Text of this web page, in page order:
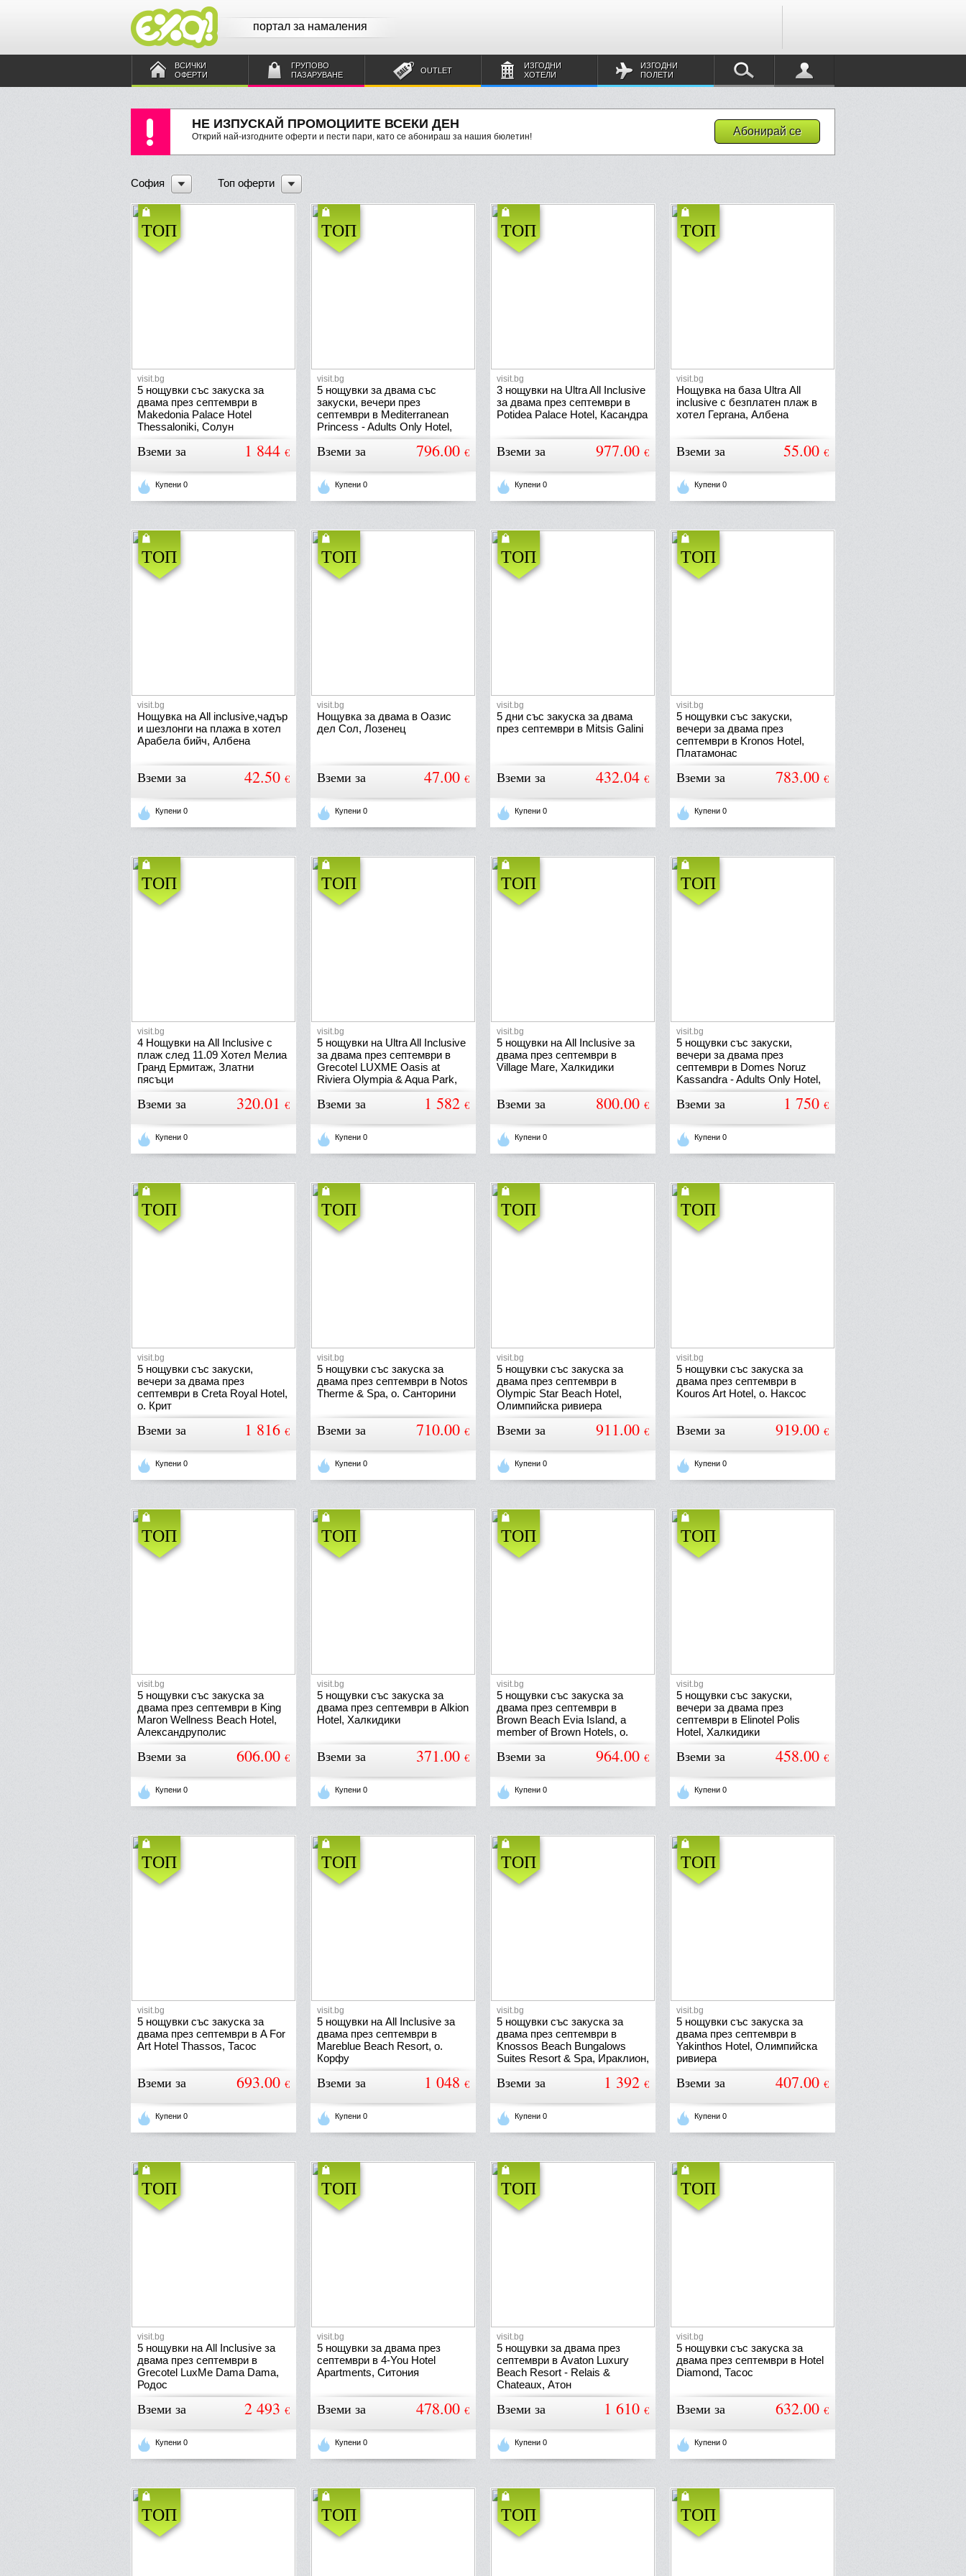
портал за намаления
ВСИЧКИ
ОФЕРТИ
ГРУПОВО
ПАЗАРУВАНЕ
OUTLET
ИЗГОДНИ
ХОТЕЛИ
ИЗГОДНИ
ПОЛЕТИ
НЕ ИЗПУСКАЙ ПРОМОЦИИТЕ ВСЕКИ ДЕН
Открий най-изгодните оферти и пести пари, като се абонираш за нашия бюлетин! Абонирай се
София Топ оферти
ТОП
visit.bg
5 нощувки със закуска за
двама през септември в
Makedonia Palace Hotel
Thessaloniki, Солун
1 844 €
Вземи за
Купени 0
ТОП
visit.bg
5 нощувки за двама със
закуски, вечери през
септември в Mediterranean
Princess - Adults Only Hotel,
Паралия Катерини
796.00 €
Вземи за
Купени 0
ТОП
visit.bg
3 нощувки на Ultra All Inclusive
за двама през септември в
Potidea Palace Hotel, Касандра
977.00 €
Вземи за
Купени 0
ТОП
visit.bg
Нощувка на база Ultra Аll
inclusive с безплатен плаж в
хотел Гергана, Албена
55.00 €
Вземи за
Купени 0
ТОП
visit.bg
Нощувка на All inclusive,чадър
и шезлонги на плажа в хотел
Арабела бийч, Албена
42.50 €
Вземи за
Купени 0
ТОП
visit.bg
Нощувка за двама в Оазис
дел Сол, Лозенец
47.00 €
Вземи за
Купени 0
ТОП
visit.bg
5 дни със закуска за двама
през септември в Mitsis Galini
432.04 €
Вземи за
Купени 0
ТОП
visit.bg
5 нощувки със закуски,
вечери за двама през
септември в Kronos Hotel,
Платамонас
783.00 €
Вземи за
Купени 0
ТОП
visit.bg
4 Нощувки на All Inclusive с
плаж след 11.09 Хотел Мелиа
Гранд Ермитаж, Златни
пясъци
320.01 €
Вземи за
Купени 0
ТОП
visit.bg
5 нощувки на Ultra All Inclusive
за двама през септември в
Grecotel LUXME Oasis at
Riviera Olympia & Aqua Park,
Пелопонес
1 582 €
Вземи за
Купени 0
ТОП
visit.bg
5 нощувки на All Inclusive за
двама през септември в
Village Mare, Халкидики
800.00 €
Вземи за
Купени 0
ТОП
visit.bg
5 нощувки със закуски,
вечери за двама през
септември в Domes Noruz
Kassandra - Adults Only Hotel,
Касандра, Халкидики
1 750 €
Вземи за
Купени 0
ТОП
visit.bg
5 нощувки със закуски,
вечери за двама през
септември в Creta Royal Hotel,
о. Крит
1 816 €
Вземи за
Купени 0
ТОП
visit.bg
5 нощувки със закуска за
двама през септември в Notos
Therme & Spa, о. Санторини
710.00 €
Вземи за
Купени 0
ТОП
visit.bg
5 нощувки със закуска за
двама през септември в
Olympic Star Beach Hotel,
Олимпийска ривиера
911.00 €
Вземи за
Купени 0
ТОП
visit.bg
5 нощувки със закуска за
двама през септември в
Kouros Art Hotel, о. Наксос
919.00 €
Вземи за
Купени 0
ТОП
visit.bg
5 нощувки със закуска за
двама през септември в King
Maron Wellness Beach Hotel,
Александруполис
606.00 €
Вземи за
Купени 0
ТОП
visit.bg
5 нощувки със закуска за
двама през септември в Alkion
Hotel, Халкидики
371.00 €
Вземи за
Купени 0
ТОП
visit.bg
5 нощувки със закуска за
двама през септември в
Brown Beach Evia Island, a
member of Brown Hotels, о.
Евия
964.00 €
Вземи за
Купени 0
ТОП
visit.bg
5 нощувки със закуски,
вечери за двама през
септември в Elinotel Polis
Hotel, Халкидики
458.00 €
Вземи за
Купени 0
ТОП
visit.bg
5 нощувки със закуска за
двама през септември в A For
Art Hotel Thassos, Тасос
693.00 €
Вземи за
Купени 0
ТОП
visit.bg
5 нощувки на All Inclusive за
двама през септември в
Mareblue Beach Resort, о.
Корфу
1 048 €
Вземи за
Купени 0
ТОП
visit.bg
5 нощувки със закуска за
двама през септември в
Knossos Beach Bungalows
Suites Resort & Spa, Ираклион,
о. Крит
1 392 €
Вземи за
Купени 0
ТОП
visit.bg
5 нощувки със закуска за
двама през септември в
Yakinthos Hotel, Олимпийска
ривиера
407.00 €
Вземи за
Купени 0
ТОП
visit.bg
5 нощувки на All Inclusive за
двама през септември в
Grecotel LuxMe Dama Dama,
Родос
2 493 €
Вземи за
Купени 0
ТОП
visit.bg
5 нощувки за двама през
септември в 4-You Hotel
Apartments, Ситония
478.00 €
Вземи за
Купени 0
ТОП
visit.bg
5 нощувки за двама през
септември в Avaton Luxury
Beach Resort - Relais &
Chateaux, Атон
1 610 €
Вземи за
Купени 0
ТОП
visit.bg
5 нощувки със закуска за
двама през септември в Hotel
Diamond, Тасос
632.00 €
Вземи за
Купени 0
ТОП ТОП ТОП ТОП